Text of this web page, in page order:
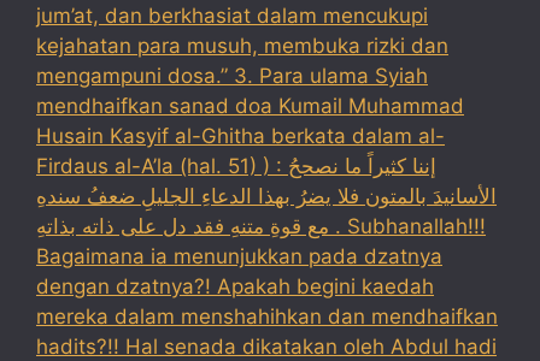
jum’at, dan berkhasiat dalam mencukupi
kejahatan para musuh, membuka rizki dan
mengampuni dosa.” 3. Para ulama Syiah
mendhaifkan sanad doa Kumail Muhammad
Husain Kasyif al-Ghitha berkata dalam al-
Firdaus al-A’la (hal. 51) ) : إننا كثيراً ما نصححُ
الأسانيدَ بالمتون فلا يضرُ بهذا الدعاءِ الجليلِ ضعفُ سندهِ
مع قوةِ متنهِ فقد دل على ذاته بذاتهِ . Subhanallah!!!
Bagaimana ia menunjukkan pada dzatnya
dengan dzatnya?! Apakah begini kaedah
mereka dalam menshahihkan dan mendhaifkan
hadits?!! Hal senada dikatakan oleh Abdul hadi